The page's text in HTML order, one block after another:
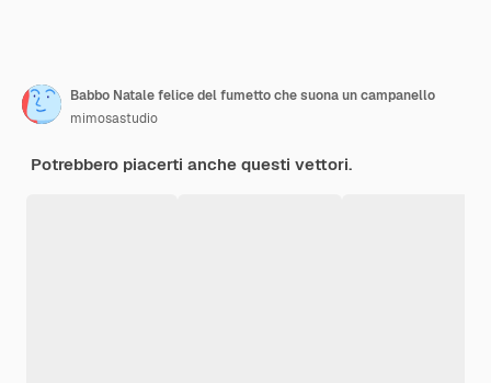
Babbo Natale felice del fumetto che suona un campanello
mimosastudio
Potrebbero piacerti anche questi vettori.